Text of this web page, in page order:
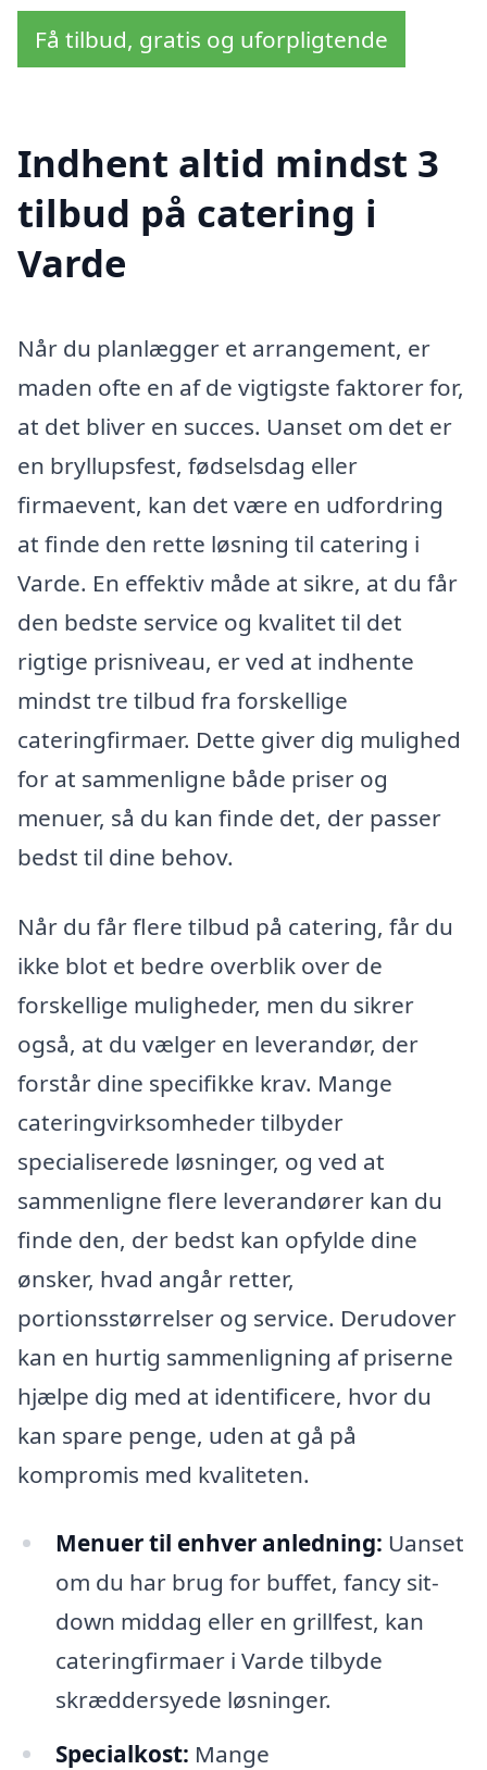
Få tilbud, gratis og uforpligtende
Indhent altid mindst 3
tilbud på catering i
Varde
Når du planlægger et arrangement, er
maden ofte en af de vigtigste faktorer for,
at det bliver en succes. Uanset om det er
en bryllupsfest, fødselsdag eller
firmaevent, kan det være en udfordring
at finde den rette løsning til catering i
Varde. En effektiv måde at sikre, at du får
den bedste service og kvalitet til det
rigtige prisniveau, er ved at indhente
mindst tre tilbud fra forskellige
cateringfirmaer. Dette giver dig mulighed
for at sammenligne både priser og
menuer, så du kan finde det, der passer
bedst til dine behov.
Når du får flere tilbud på catering, får du
ikke blot et bedre overblik over de
forskellige muligheder, men du sikrer
også, at du vælger en leverandør, der
forstår dine specifikke krav. Mange
cateringvirksomheder tilbyder
specialiserede løsninger, og ved at
sammenligne flere leverandører kan du
finde den, der bedst kan opfylde dine
ønsker, hvad angår retter,
portionsstørrelser og service. Derudover
kan en hurtig sammenligning af priserne
hjælpe dig med at identificere, hvor du
kan spare penge, uden at gå på
kompromis med kvaliteten.
Menuer til enhver anledning: Uanset
om du har brug for buffet, fancy sit-
down middag eller en grillfest, kan
cateringfirmaer i Varde tilbyde
skræddersyede løsninger.
Specialkost: Mange